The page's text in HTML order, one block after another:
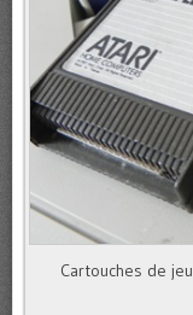
Cartouches de